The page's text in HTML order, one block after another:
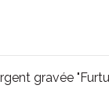
gravée